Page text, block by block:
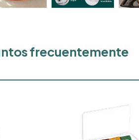
frecuentemente